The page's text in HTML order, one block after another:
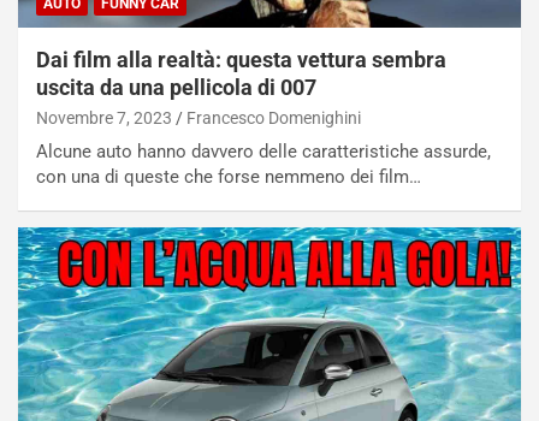
AUTO FUNNY CAR
Dai film alla realtà: questa vettura sembra
uscita da una pellicola di 007
Novembre 7, 2023 Francesco Domenighini
Alcune auto hanno davvero delle caratteristiche assurde,
con una di queste che forse nemmeno dei film…